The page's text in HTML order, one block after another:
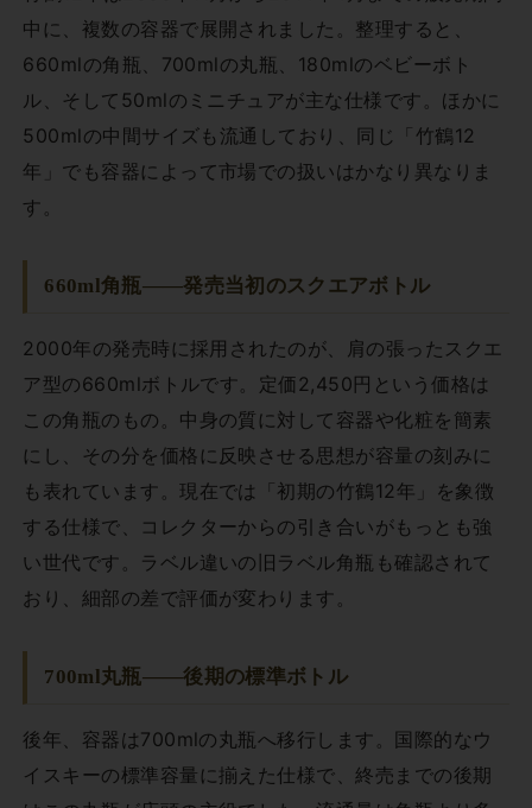
中に、複数の容器で展開されました。整理すると、
660mlの角瓶、700mlの丸瓶、180mlのベビーボト
ル、そして50mlのミニチュアが主な仕様です。ほかに
500mlの中間サイズも流通しており、同じ「竹鶴12
年」でも容器によって市場での扱いはかなり異なりま
す。
660ml角瓶——発売当初のスクエアボトル
2000年の発売時に採用されたのが、肩の張ったスクエ
ア型の660mlボトルです。定価2,450円という価格は
この角瓶のもの。中身の質に対して容器や化粧を簡素
にし、その分を価格に反映させる思想が容量の刻みに
も表れています。現在では「初期の竹鶴12年」を象徴
する仕様で、コレクターからの引き合いがもっとも強
い世代です。ラベル違いの旧ラベル角瓶も確認されて
おり、細部の差で評価が変わります。
700ml丸瓶——後期の標準ボトル
後年、容器は700mlの丸瓶へ移行します。国際的なウ
イスキーの標準容量に揃えた仕様で、終売までの後期